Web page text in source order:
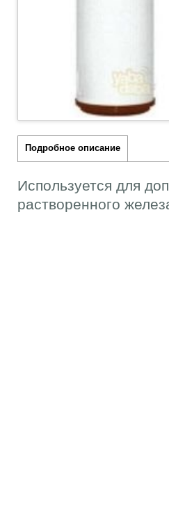
Подробное описание
Используется для
растворенного